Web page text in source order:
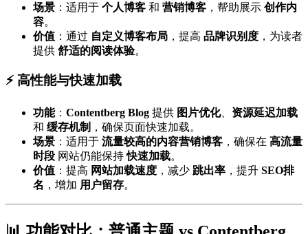
场景 ：适用于 个人博客 和 营销博客 ，帮助展示 创作内
容。
价值 ：通过 自定义博客布局 ，提高 品牌识别度 ，为读者
提供 舒适的阅读体验。
⚡ 高性能与快速加载
功能： Contentberg Blog 提供 图片优化、 资源延迟加载
和 缓存机制 ，确保页面快速加载。
场景 ：适用于 流量较高的内容营销博客 ，确保在 高流量
时段 网站仍能保持快速加载。
价值 ：提高 网站加载速度 ，减少 跳出率 ，提升 SEO排
名 ，增加 用户留存。